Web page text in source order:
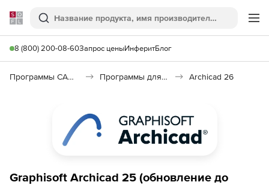
Softline
Поиск
8 (800) 200-08-60Запрос ценыИнферитБлог
Программы САПР и ГИС Программы для архитекторов Archicad 26
Graphisoft Archicad 25 (обновление до